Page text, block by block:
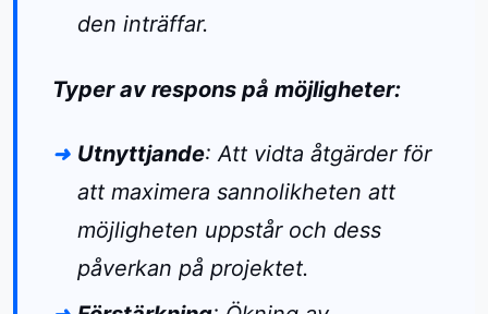
den inträffar.
Typer av respons på möjligheter:
Utnyttjande: Att vidta åtgärder för
att maximera sannolikheten att
möjligheten uppstår och dess
påverkan på projektet.